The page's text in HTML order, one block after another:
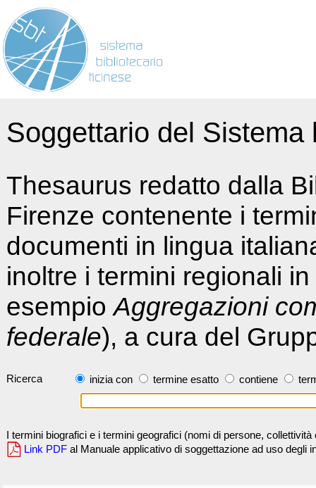
Soggettario del
Thesaurus redatto dalla
Firenze contenente i
documenti in lingua
inoltre i termini regionali
esempioAggregazioni
federale), a cura del
Ricerca inizia con termine esatto contiene
I termini biografici e i termini geografici (nomi di persone,
Link PDF al Manuale applicativo di soggettazione ad uso degli